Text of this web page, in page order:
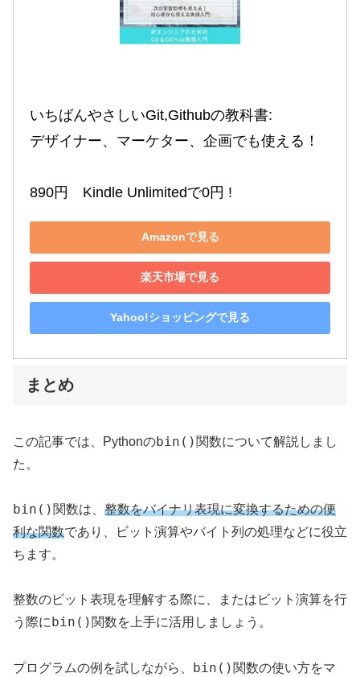
いちばんやさしいGit,Githubの教科書:
デザイナー、マーケター、企画でも使える！
890円　Kindle Unlimitedで0円 !
Amazonで見る
楽天市場で見る
Yahoo!ショッピングで見る
まとめ
この記事では、Pythonのbin() 関数について解説しまし
た。
bin() 関数は、 整数をバイナリ表現に変換するための便
利な関数であり、ビット演算やバイト列の処理などに役立
ちます。
整数のビット表現を理解する際に、またはビット演算を行
う際に bin() 関数を上手に活用しましょう。
プログラムの例を試しながら、 bin() 関数の使い方をマ